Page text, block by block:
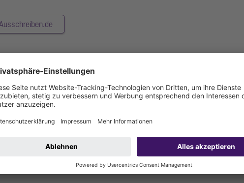
ausgestattet, die bei Rückstau selbsttätig schließen. Eine Klappe dient
Staufix SWA umgerüstet werden.